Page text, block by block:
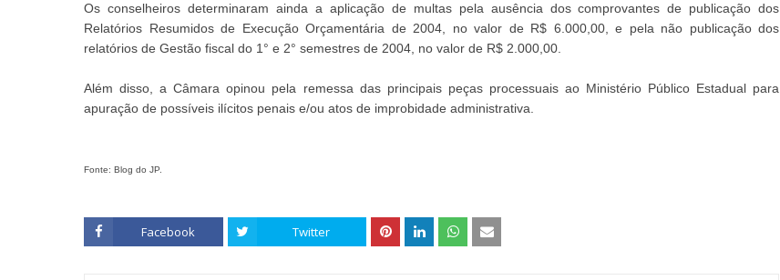
Os conselheiros determinaram ainda a aplicação de multas pela ausência dos comprovantes de publicação dos
Relatórios Resumidos de Execução Orçamentária de 2004, no valor de R$ 6.000,00, e pela não publicação dos
relatórios de Gestão fiscal do 1° e 2° semestres de 2004, no valor de R$ 2.000,00.
Além disso, a Câmara opinou pela remessa das principais peças processuais ao Ministério Público Estadual para
apuração de possíveis ilícitos penais e/ou atos de improbidade administrativa.
Fonte: Blog do JP.
Facebook Twitter